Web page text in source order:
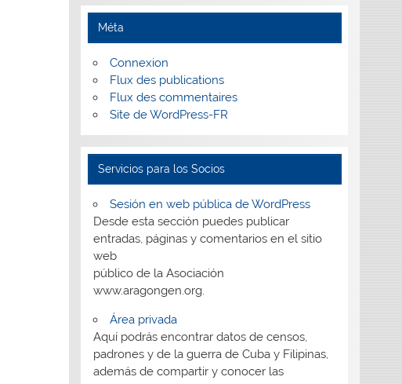
Méta
Connexion
Flux des publications
Flux des commentaires
Site de WordPress-FR
Servicios para los Socios
Sesión en web pública de WordPress
Desde esta sección puedes publicar
entradas, páginas y comentarios en el sitio
web
público de la Asociación
www.aragongen.org.
Área privada
Aquí podrás encontrar datos de censos,
padrones y de la guerra de Cuba y Filipinas,
además de compartir y conocer las